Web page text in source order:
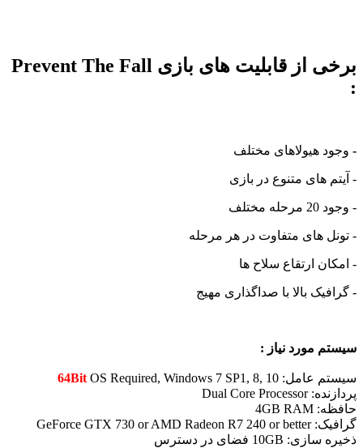
برخی از قابلیت های بازی Prevent The Fall
:
- وجود هیولاهای مختلف
- آیتم های متنوع در بازی
- وجود 20 مرحله مختلف
- تونل های متفاوت در هر مرحله
- امکان ارتقاع سلاح ها
- گرافیک بالا با صداگذاری مهیج
سیستم مورد نیاز :
سیستم عامل: 64Bit OS Required, Windows 7 SP1, 8, 10
پردازنده: Dual Core Processor
حافظه: 4GB RAM
گرافیک: GeForce GTX 730 or AMD Radeon R7 240 or better
ذخیره سازی: 10GB فضای در دسترس